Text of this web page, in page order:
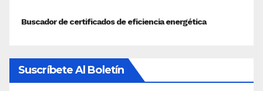
Suscríbete Al Boletín